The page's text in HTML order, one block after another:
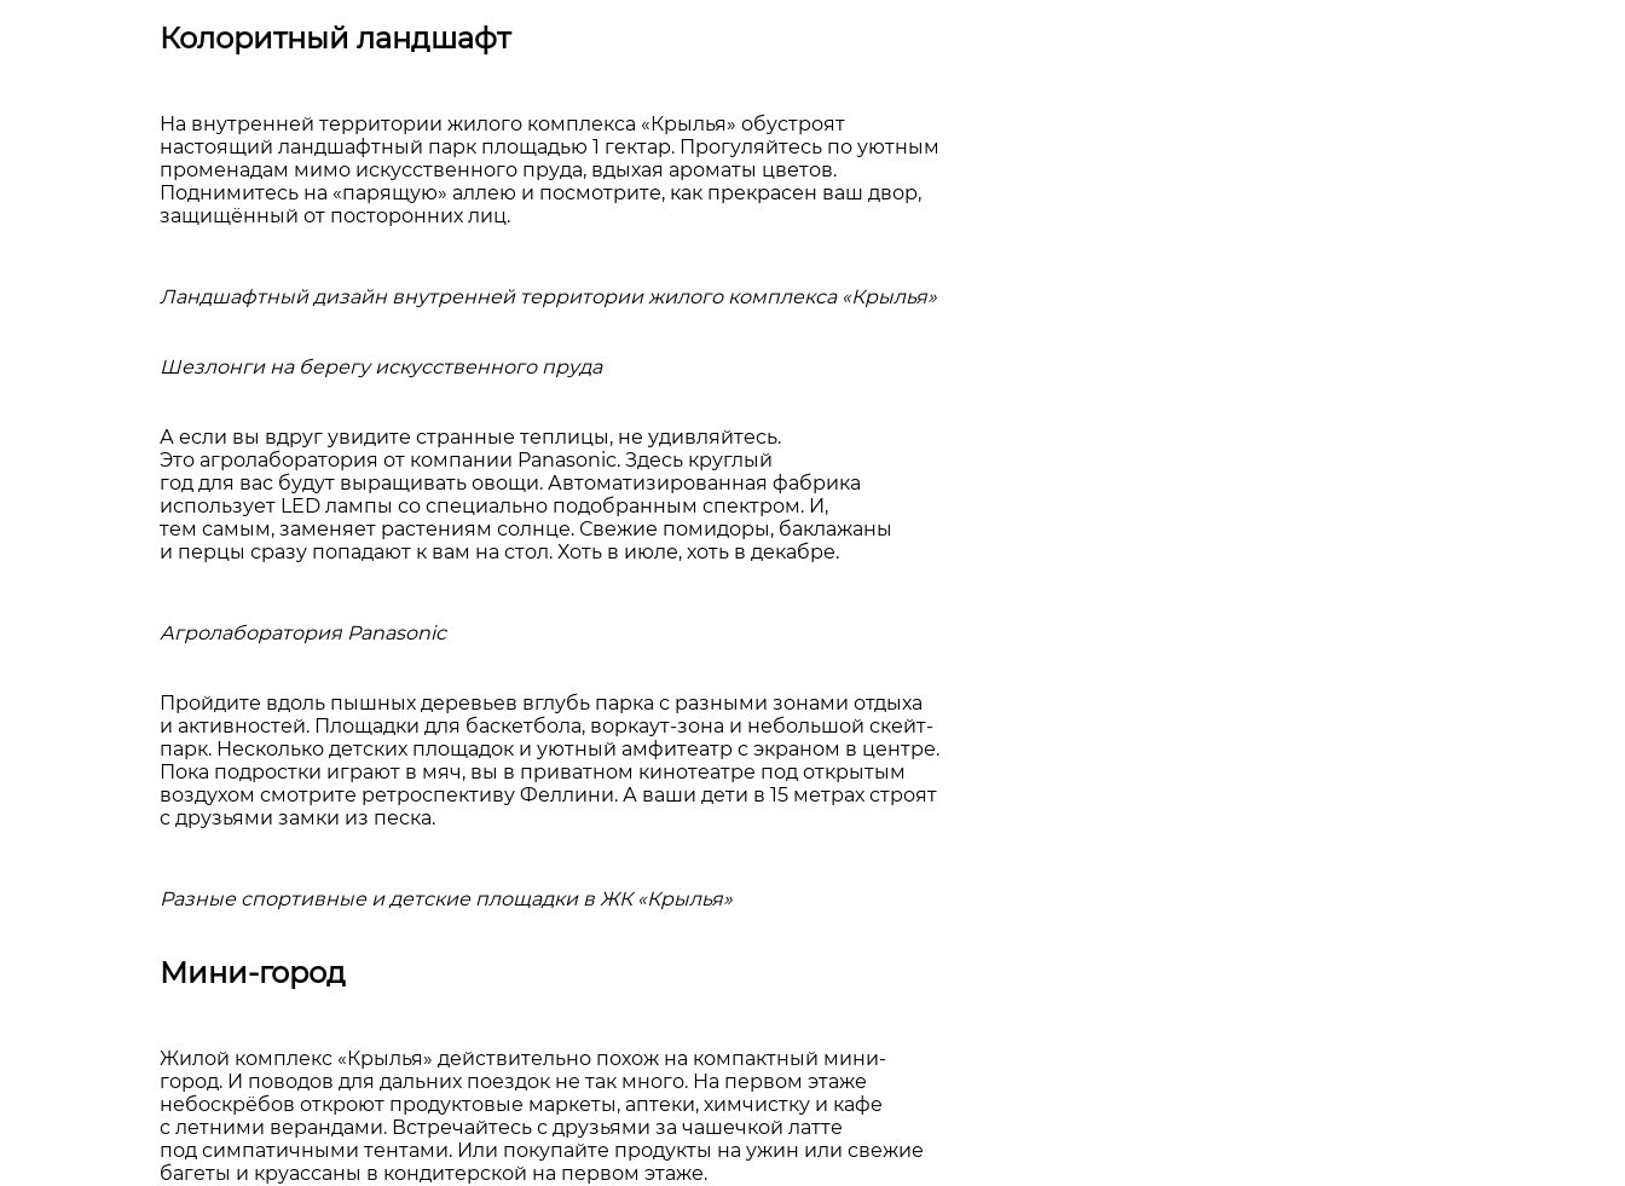
Колоритный ландшафт
На внутренней территории жилого комплекса «Крылья» обустроят
настоящий ландшафтный парк площадью 1 гектар. Прогуляйтесь по уютным
променадам мимо искусственного пруда, вдыхая ароматы цветов.
Поднимитесь на «парящую» аллею и посмотрите, как прекрасен ваш двор,
защищённый от посторонних лиц.
Ландшафтный дизайн внутренней территории жилого комплекса «Крылья»
Шезлонги на берегу искусственного пруда
А если вы вдруг увидите странные теплицы, не удивляйтесь.
Это агролаборатория от компании Panasonic. Здесь круглый
год для вас будут выращивать овощи. Автоматизированная фабрика
использует LED лампы со специально подобранным спектром. И,
тем самым, заменяет растениям солнце. Свежие помидоры, баклажаны
и перцы сразу попадают к вам на стол. Хоть в июле, хоть в декабре.
Агролаборатория Panasonic
Пройдите вдоль пышных деревьев вглубь парка с разными зонами отдыха
и активностей. Площадки для баскетбола, воркаут-зона и небольшой скейт-
парк. Несколько детских площадок и уютный амфитеатр с экраном в центре.
Пока подростки играют в мяч, вы в приватном кинотеатре под открытым
воздухом смотрите ретроспективу Феллини. А ваши дети в 15 метрах строят
с друзьями замки из песка.
Разные спортивные и детские площадки в ЖК «Крылья»
Мини-город
Жилой комплекс «Крылья» действительно похож на компактный мини-
город. И поводов для дальних поездок не так много. На первом этаже
небоскрёбов откроют продуктовые маркеты, аптеки, химчистку и кафе
с летними верандами. Встречайтесь с друзьями за чашечкой латте
под симпатичными тентами. Или покупайте продукты на ужин или свежие
багеты и круассаны в кондитерской на первом этаже.